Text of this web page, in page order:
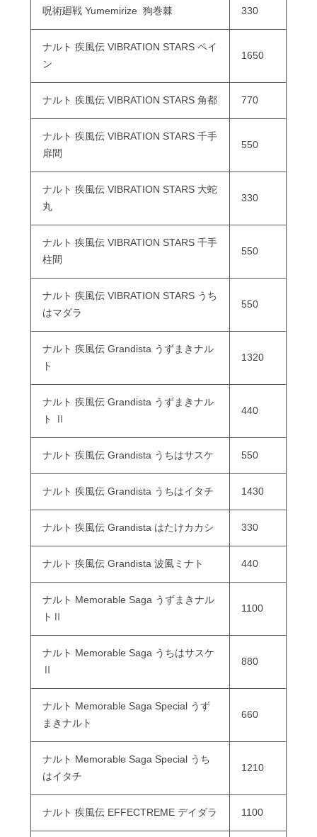
呪術廻戦 Yumemirize 狗巻棘 330
ナルト 疾風伝 VIBRATION STARS ペイ
ン
1650
ナルト 疾風伝 VIBRATION STARS 角都 770
ナルト 疾風伝 VIBRATION STARS 千手
扉間
550
ナルト 疾風伝 VIBRATION STARS 大蛇
丸
330
ナルト 疾風伝 VIBRATION STARS 千手
柱間
550
ナルト 疾風伝 VIBRATION STARS うち
はマダラ
550
ナルト 疾風伝 Grandista うずまきナル
ト
1320
ナルト 疾風伝 Grandista うずまきナル
ト Ⅱ
440
ナルト 疾風伝 Grandista うちはサスケ 550
ナルト 疾風伝 Grandista うちはイタチ 1430
ナルト 疾風伝 Grandista はたけカカシ 330
ナルト 疾風伝 Grandista 波風ミナト 440
ナルト Memorable Saga うずまきナル
トⅡ
1100
ナルト Memorable Saga うちはサスケ
880
ナルト Memorable Saga Special うず
まきナルト
660
ナルト Memorable Saga Special うち
はイタチ
1210
ナルト 疾風伝 EFFECTREME デイダラ 1100